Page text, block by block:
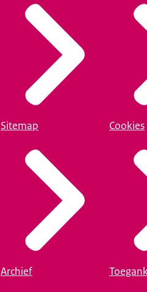
Sitemap
Archief
Cookies